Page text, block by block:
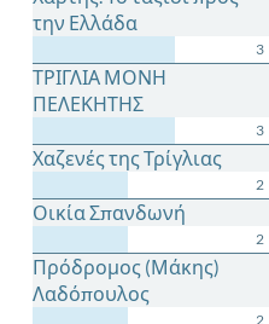
την Ελλάδα
3
ΤΡΙΓΛΙΑ ΜΟΝΗ
ΠΕΛΕΚΗΤΗΣ
3
Χαζενές της Τρίγλιας
2
Οικία Σπανδωνή
2
Πρόδρομος (Μάκης)
Λαδόπουλος
2